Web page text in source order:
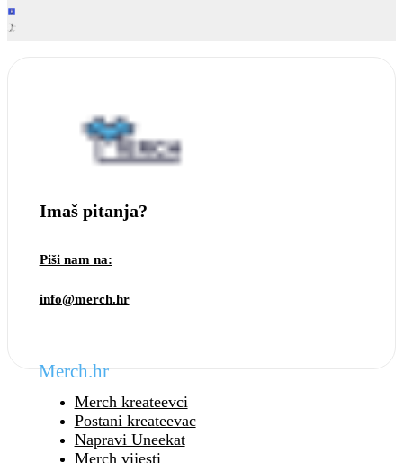
Imaš pitanja?
Piši nam na:
info@merch.hr
Merch.hr
Merch kreateevci
Postani kreateevac
Napravi Uneekat
Merch vijesti